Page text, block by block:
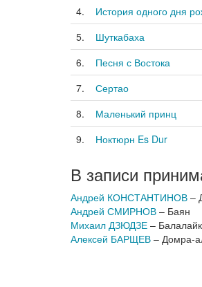
4.
История одного дня
5.
Шуткабаха
6.
Песня с Востока
7.
Сертао
8.
Маленький принц
9.
Ноктюрн Es Dur
В записи
Андрей КОНСТАНТИНОВ –
Андрей СМИРНОВ – Баян
Михаил ДЗЮДЗЕ –
Алексей БАРЩЕВ – Домра-